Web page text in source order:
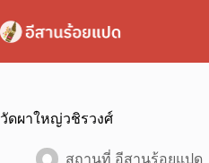
to
content
วัดผาใหญ่วชิรวงศ์
สถานที่ อีสานร้อยแปด